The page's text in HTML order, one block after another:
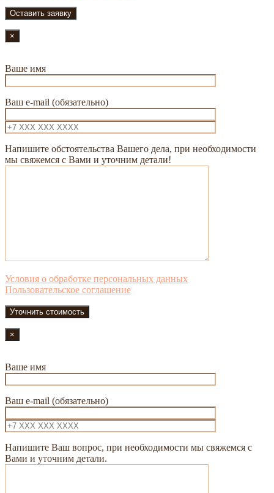
×
Ваше имя
Ваш e-mail (обязательно)
Напишите обстоятельства Вашего дела, при необходимости
мы свяжемся с Вами и уточним детали!
Условия о обработке персональных данных
Пользовательское соглашение
×
Ваше имя
Ваш e-mail (обязательно)
Напишите Ваш вопрос, при необходимости мы свяжемся с
Вами и уточним детали.